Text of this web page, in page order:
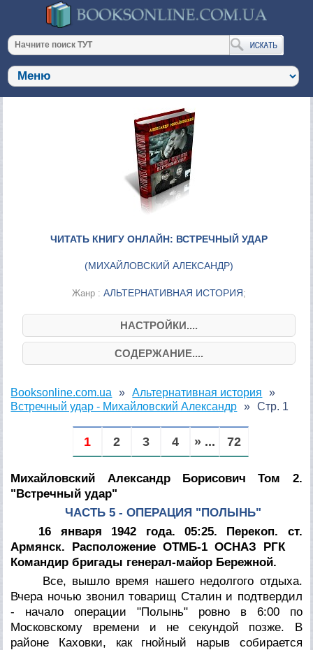
ЧИТАТЬ КНИГУ ОНЛАЙН: ВСТРЕЧНЫЙ УДАР
(МИХАЙЛОВСКИЙ АЛЕКСАНДР)
Жанр : АЛЬТЕРНАТИВНАЯ ИСТОРИЯ;
НАСТРОЙКИ....
СОДЕРЖАНИЕ....
Booksonline.com.ua
Альтернативная история
Встречный удар - Михайловский Александр
Стр. 1
1 2 3 4 » ... 72
Михайловский Александр Борисович
Том 2.
"Встречный удар"
ЧАСТЬ 5 - ОПЕРАЦИЯ "ПОЛЫНЬ"
16 января 1942 года. 05:25. Перекоп. ст.
Армянск. Расположение ОТМБ-1 ОСНАЗ РГК
Командир бригады генерал-майор Бережной.
Все, вышло время нашего недолгого отдыха.
Вчера ночью звонил товарищ Сталин и подтвердил
- начало операции "Полынь" ровно в 6:00 по
Московскому времени и не секундой позже. В
районе Каховки, как гнойный нарыв собирается